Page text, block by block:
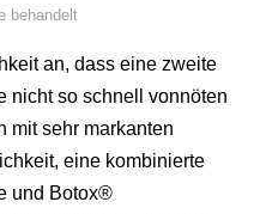
behandelt
an, dass eine zweite
nicht so schnell vonnöten
mit sehr markanten
eine kombinierte
und Botox®